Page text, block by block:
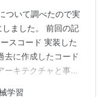
ついて調べたので実
ました。 前回の記
スコード 実装した
去に作成したコード
ーキテクチャと事前
学習